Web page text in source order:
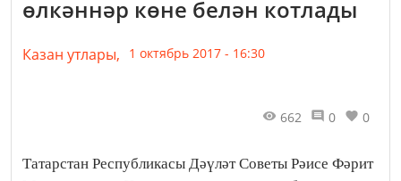
өлкәннәр көне белән котлады
Казан утлары, 1 октябрь 2017 - 16:30
662 0 0
Татарстан Республикасы Дәүләт Советы Рәисе Фәрит